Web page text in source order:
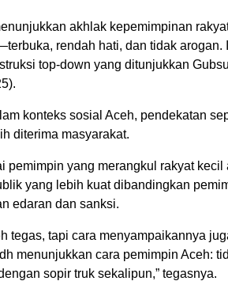
akhlak kepemimpinan
rendah hati, dan tidak arogan.
top-down yang ditunjukkan
konteks sosial Aceh, pendekatan
diterima masyarakat.
pemimpin yang merangkul rakyat kecil
yang lebih kuat dibandingkan
edaran dan sanksi.
tegas, tapi cara menyampaikannya
menunjukkan cara pemimpin Aceh:
sopir truk sekalipun,” tegasnya.